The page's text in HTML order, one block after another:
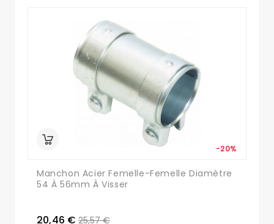
Manchon Acier Femelle-Femelle Diamètre
54 À 56mm À Visser
20,46 €
-20%
25,57 €